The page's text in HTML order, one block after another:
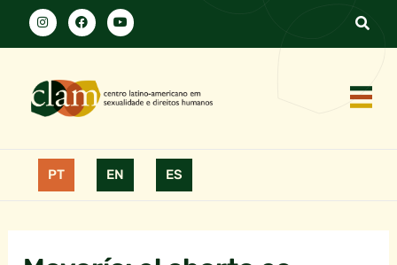
PT EN ES